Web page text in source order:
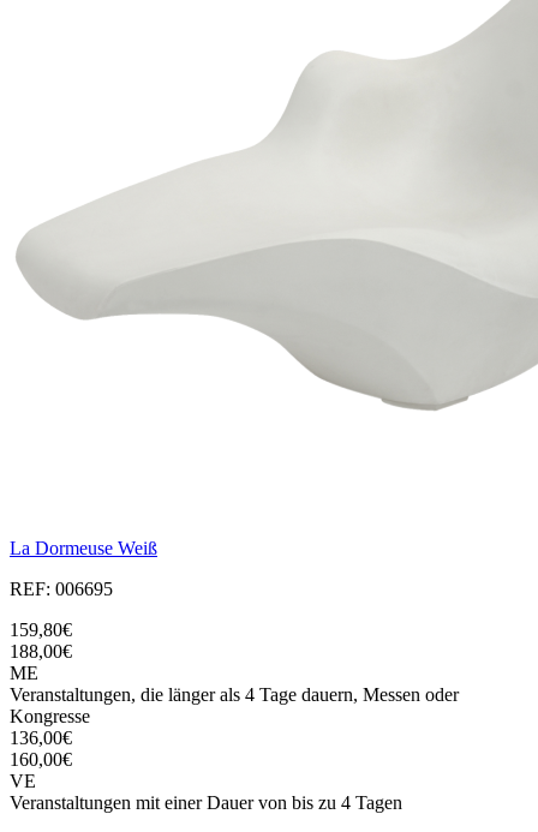
La Dormeuse Weiß
REF: 006695
159,80€
188,00€
ME
Veranstaltungen, die länger als 4 Tage dauern, Messen oder
Kongresse
136,00€
160,00€
VE
Veranstaltungen mit einer Dauer von bis zu 4 Tagen